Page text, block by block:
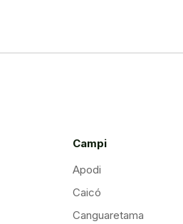
Campi
Apodi
Caicó
Canguaretama